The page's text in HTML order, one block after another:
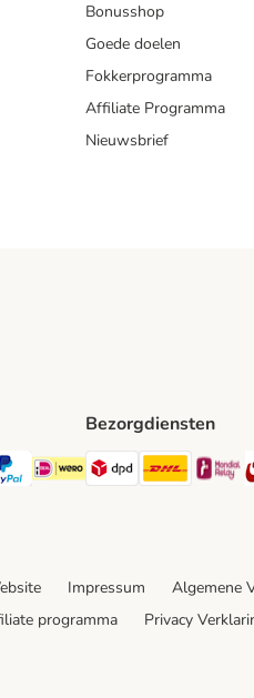
Bonusshop
Goede doelen
Fokkerprogramma
Affiliate Programma
Nieuwsbrief
MethodMethod
Payment Method
iDeal Payment Method
Bezorgdiensten
Dpd Shipping
DHL
Impressum Algemene
programma Privacy